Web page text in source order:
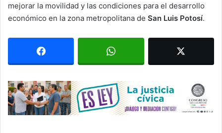
mejorar la movilidad y las condiciones para el desarrollo
económico en la zona metropolitana de San Luis Potosí.